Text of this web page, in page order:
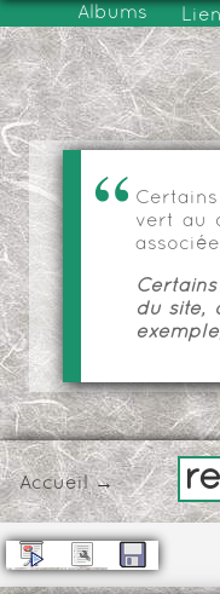
Albums
vert au
du site,
Accueil→